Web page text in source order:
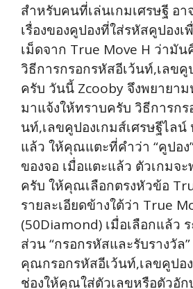
สำหรับคนที่เล่นเกมเศรษฐี อา
เรื่องของคูปองที่ใส่รหัสคูปองเ
เม็ดจาก True Move H ว่ามัน
วิธีการกรอกรหัสอีเว้นท์,เลขคู
ครับ วันนี้ Zcooby จึงพยายา
มาแจ้งให้ทราบครับ วิธีการกร
นท์,เลขคูปองเกมส์เศรษฐีไลน์
แล้ว ให้คุณแตะที่คำว่า “คูปอง
ของจอ เมื่อแตะแล้ว ตัวเกมจ
ครับ ให้คุณเลือกตรงหัวข้อ
รายละเอียดข้างใต้ว่า True
(50Diamond) เมื่อเลือกแล้ว
ส่วน “กรอกรหัสและรับรางวัล
คุณกรอกรหัสอีเว้นท์,เลขคูปอ
ช่องให้คุณใส่ตัวเลขหรือตัวอั